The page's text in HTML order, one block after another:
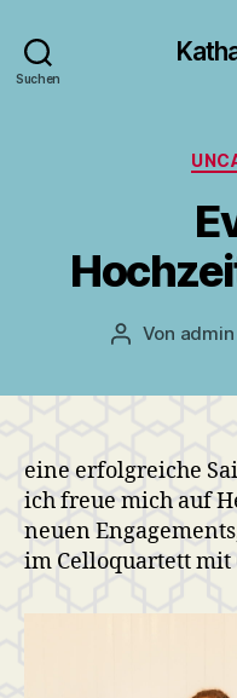
Suchen
Beitragsautor
Von admin
eine erfolgreiche
ich freue mich auf
neuen
im Celloquartett